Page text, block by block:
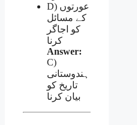
D) عورتوں
کے مسائل
کو اجاگر
کرنا
Answer:
C)
ہندوستانی
تاریخ کو
بیان کرنا